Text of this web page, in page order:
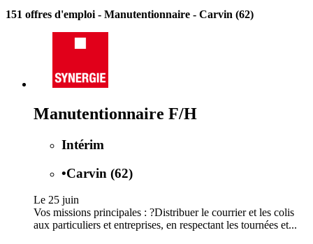
151 offres d'emploi - Manutentionnaire - Carvin (62)
Manutentionnaire F/H
Intérim
•Carvin (62)
Le 25 juin
Vos missions principales : ?Distribuer le courrier et les colis
aux particuliers et entreprises, en respectant les tournées et...